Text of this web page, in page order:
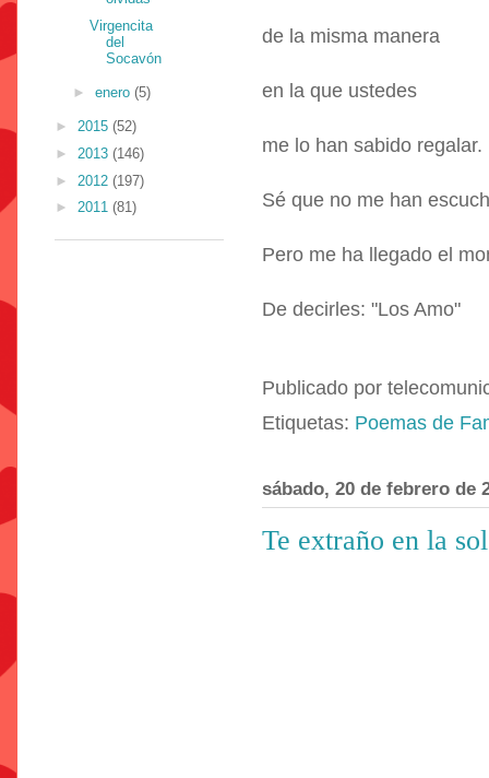
de la misma manera
en la que ustedes
me lo han sabido regalar.
Sé que no me han
Pero me ha llegado el
De decirles: "Los Amo"
Publicado por
Etiquetas: Poemas de
sábado, 20 de febrero de
Te extraño en la
Virgencita
del
Socavón
► enero (5)
► 2015 (52)
► 2013 (146)
► 2012 (197)
► 2011 (81)